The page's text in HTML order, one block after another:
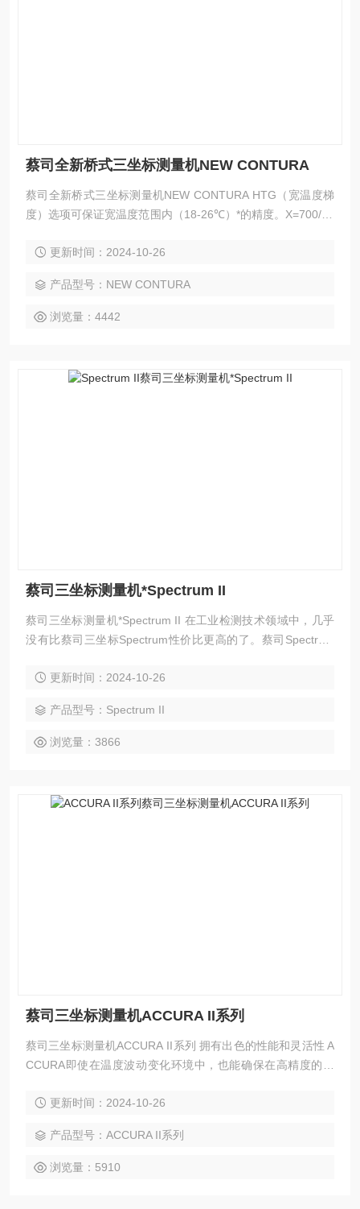
蔡司全新桥式三坐标测量机NEW CONTURA
蔡司全新桥式三坐标测量机NEW CONTURA HTG（宽温度梯
度）选项可保证宽温度范围内（18-26℃）*的精度。X=700/10
可在无需校准的情况下获得Z大效率 主动式测针适用于快速更
量。
更新时间：2024-10-26
产品型号：NEW CONTURA
浏览量：4442
蔡司三坐标测量机*Spectrum II
蔡司三坐标测量机*Spectrum II 在工业检测技术领域中，几乎
没有比蔡司三坐标Spectrum性价比更高的了。蔡司Spectrum
ctrum用于日常的检测任务，在工具制造、物料进库、产品Z终
或者塑料制品，即可做批量检测，也可对生产线上不同工件做
检测。
更新时间：2024-10-26
产品型号：Spectrum II
浏览量：3866
蔡司三坐标测量机ACCURA II系列
蔡司三坐标测量机ACCURA II系列 拥有出色的性能和灵活性 A
CCURA即使在温度波动变化环境中，也能确保在高精度的前
影响降到了Z低。ACCURA*适合未来发展的应用需求。模块化
更新时间：2024-10-26
产品型号：ACCURA II系列
浏览量：5910